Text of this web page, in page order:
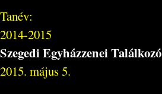
Tanév:
2014-2015
Szegedi Egyházzenei Találkozó
2015. május 5.